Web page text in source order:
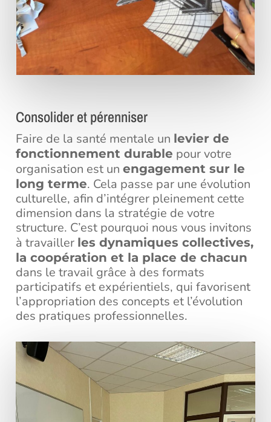
Consolider et pérenniser
Faire de la santé mentale un levier de
fonctionnement durable pour votre
organisation est un engagement sur le
long terme. Cela passe par une évolution
culturelle, afin d’intégrer pleinement cette
dimension dans la stratégie de votre
structure. C’est pourquoi nous vous invitons
à travailler les dynamiques collectives,
la coopération et la place de chacun
dans le travail grâce à des formats
participatifs et expérientiels, qui favorisent
l’appropriation des concepts et l’évolution
des pratiques professionnelles.